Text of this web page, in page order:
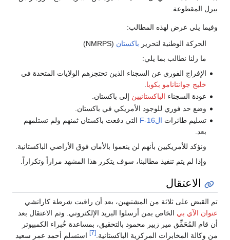
بيرل المقطوعة.
وفيما يلي عرض لهذه المطالب:
الحركة الوطنية لتحرير باكستان (NMRPS)
ما زلنا نطالب بما يلي:
الإفراج الفوري عن السجناء الذين تحتجزهم الولايات المتحدة في
خليج جوانتانامو بكوبا
عودة السجناء الباكستانيين إلى باكستان.
وضع حد فوري للوجود الأمريكي في باكستان.
تسليم طائرات الF-16
التي دفعت باكستان ثمنهم ولم تستلمهم
بعد.
ونؤكد للأمريكيين بأنهم لن ينعموا بالأمان فوق الأراضي الباكستانية.
وإذا لم يتم تنفيذ مطالبنا، سوف يتكرر هذا المشهد مراراً وتكراراً.
الاعتقال
تم القبض على ثلاثة من المشتبهين، بعد أن راقبت شرطة كاراتشي
عنوان الآي بي الخاص بمن أرسلوا البريد الإلكتروني. وتم الاعتقال بعد
أن قام المُحَقِّق مير زبير محمود بالتحقيق، بمساعدة خُبراء الكمبيوتر
من وكالة المخابرات المركزية الباكستانية. [7]
استسلم أحمد عمر سعيد